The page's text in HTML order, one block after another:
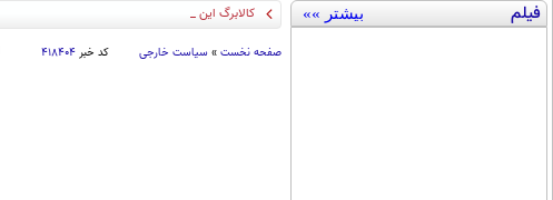
فیلم بیشتر »» کالابرگ این خانوارها شارژ ش
صفحه نخست » سیاست خارجی کد خبر ۴۱۸۴۰۴